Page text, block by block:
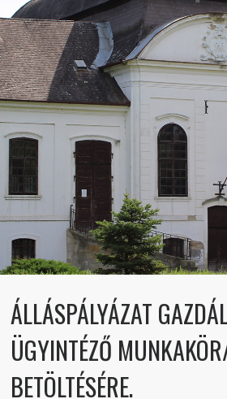
ÁLLÁSPÁLYÁZAT
ÜGYINTÉZŐ
BETÖLTÉSÉRE.